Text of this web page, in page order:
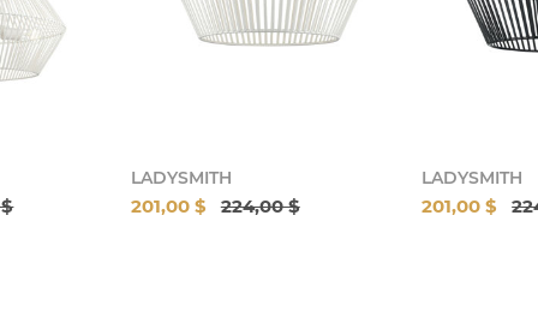
LADYSMITH
201,00 $ 224,00 $
LADYSMITH
201,00 $